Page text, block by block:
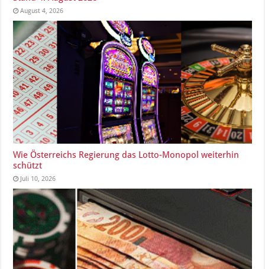
August 4, 2026
Wie Österreichs Regierung das Lotto-Monopol weiterhin
schützt
Juli 10, 2026